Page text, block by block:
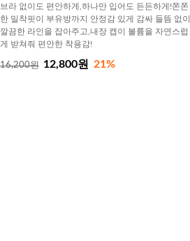
브라 없이도 편안하게,하나만 입어도 든든하게!쫀쫀
한 밀착핏이 부유방까지 안정감 있게 감싸 들뜸 없이
깔끔한 라인을 잡아주고,내장 캡이 볼륨을 자연스럽
게 받쳐줘 편안한 착용감!
16,200원 12,800원 21%